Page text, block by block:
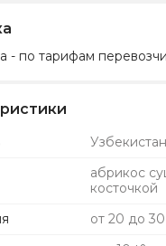
- по тарифам
Узбекистан
абрикос
косточкой
от 20 до